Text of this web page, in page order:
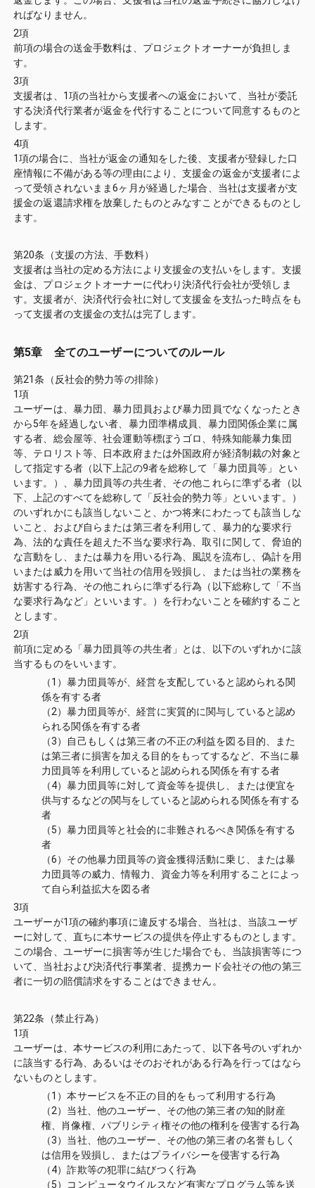
ればなりません。
2項
前項の場合の送金手数料は、プロジェクトオーナーが負担しま
す。
3項
支援者は、1項の当社から支援者への返金において、当社が委託
する決済代行業者が返金を代行することについて同意するものと
します。
4項
1項の場合に、当社が返金の通知をした後、支援者が登録した口
座情報に不備がある等の理由により、支援金の返金が支援者によ
って受領されないまま6ヶ月が経過した場合、当社は支援者が支
援金の返還請求権を放棄したものとみなすことができるものとし
ます。
第20条（支援の方法、手数料）
支援者は当社の定める方法により支援金の支払いをします。支援
金は、プロジェクトオーナーに代わり決済代行会社が受領しま
す。支援者が、決済代行会社に対して支援金を支払った時点をも
って支援者の支援金の支払は完了します。
第5章 全てのユーザーについてのルール
第21条（反社会的勢力等の排除）
1項
ユーザーは、暴力団、暴力団員および暴力団員でなくなったとき
から5年を経過しない者、暴力団準構成員、暴力団関係企業に属
する者、総会屋等、社会運動等標ぼうゴロ、特殊知能暴力集団
等、テロリスト等、日本政府または外国政府が経済制裁の対象と
して指定する者（以下上記の9者を総称して「暴力団員等」とい
います。）、暴力団員等の共生者、その他これらに準ずる者（以
下、上記のすべてを総称して「反社会的勢力等」といいます。）
のいずれかにも該当しないこと、かつ将来にわたっても該当しな
いこと、および自らまたは第三者を利用して、暴力的な要求行
為、法的な責任を超えた不当な要求行為、取引に関して、脅迫的
な言動をし、または暴力を用いる行為、風説を流布し、偽計を用
いまたは威力を用いて当社の信用を毀損し、または当社の業務を
妨害する行為、その他これらに準ずる行為（以下総称して「不当
な要求行為など」といいます。）を行わないことを確約すること
とします。
2項
前項に定める「暴力団員等の共生者」とは、以下のいずれかに該
当するものをいいます。
（1）暴力団員等が、経営を支配していると認められる関
係を有する者
（2）暴力団員等が、経営に実質的に関与していると認め
られる関係を有する者
（3）自己もしくは第三者の不正の利益を図る目的、また
は第三者に損害を加える目的をもってするなど、不当に暴
力団員等を利用していると認められる関係を有する者
（4）暴力団員等に対して資金等を提供し、または便宜を
供与するなどの関与をしていると認められる関係を有する
者
（5）暴力団員等と社会的に非難されるべき関係を有する
者
（6）その他暴力団員等の資金獲得活動に乗じ、または暴
力団員等の威力、情報力、資金力等を利用することによっ
て自ら利益拡大を図る者
3項
ユーザーが1項の確約事項に違反する場合、当社は、当該ユーザ
ーに対して、直ちに本サービスの提供を停止するものとします。
この場合、ユーザーに損害等が生じた場合でも、当該損害等につ
いて、当社および決済代行事業者、提携カード会社その他の第三
者に一切の賠償請求をすることはできません。
第22条（禁止行為）
1項
ユーザーは、本サービスの利用にあたって、以下各号のいずれか
に該当する行為、あるいはそのおそれがある行為を行ってはなら
ないものとします。
（1）本サービスを不正の目的をもって利用する行為
（2）当社、他のユーザー、その他の第三者の知的財産
権、肖像権、パブリシティ権その他の権利を侵害する行為
（3）当社、他のユーザー、その他の第三者の名誉もしく
は信用を毀損し、またはプライバシーを侵害する行為
（4）詐欺等の犯罪に結びつく行為
（5）コンピュータウイルスなど有害なプログラム等を送